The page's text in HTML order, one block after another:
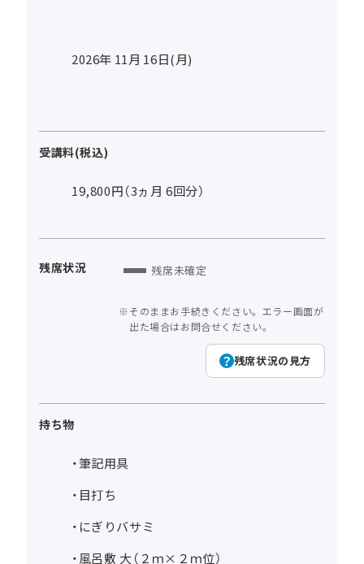
2026年 11月 16日(月)
受講料(税込)
19,800円（3ヵ月 6回分）
残席状況 残席未確定
そのままお手続きください。エラー画面が
出た場合はお問合せください。
残席状況の見方
持ち物
・筆記用具
・目打ち
・にぎりバサミ
・風呂敷 大（２ｍ×２ｍ位）